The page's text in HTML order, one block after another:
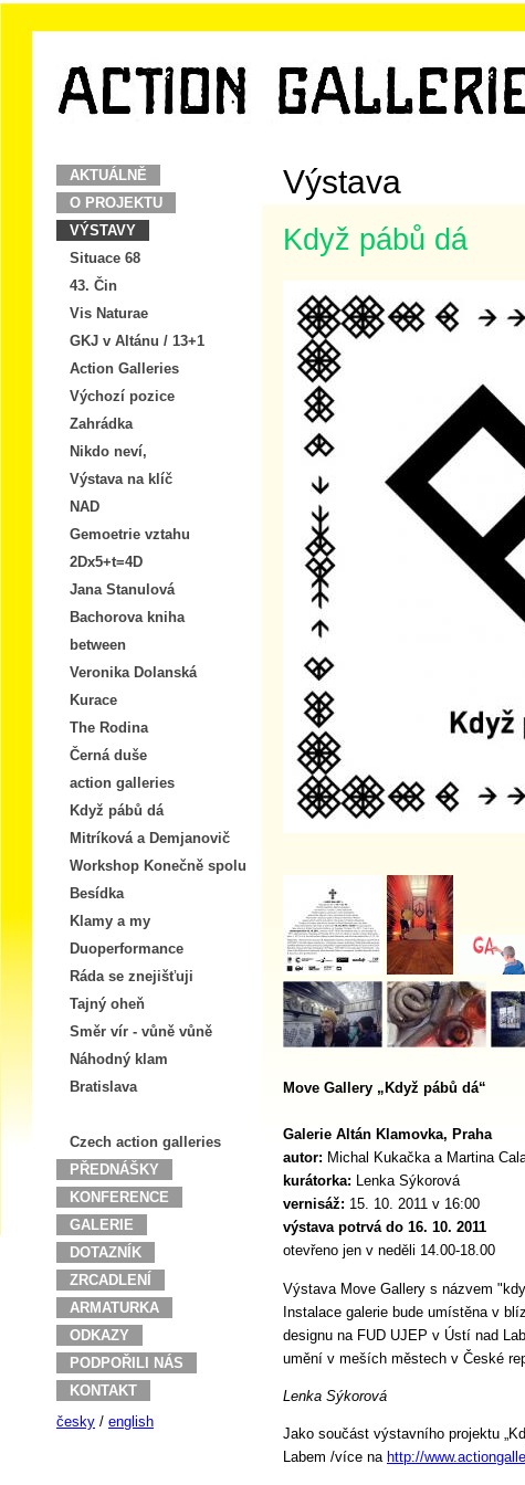
AKTUÁLNĚ
O PROJEKTU
VÝSTAVY
Situace 68
43. Čin
Vis Naturae
GKJ v Altánu / 13+1
Action Galleries
Výchozí pozice
Zahrádka
Nikdo neví,
Výstava na klíč
NAD
Gemoetrie vztahu
2Dx5+t=4D
Jana Stanulová
Bachorova kniha
between
Veronika Dolanská
Kurace
The Rodina
Černá duše
action galleries
Když pábů dá
Mitríková a Demjanovič
Workshop Konečně spolu
Besídka
Klamy a my
Duoperformance
Ráda se znejišťuji
Tajný oheň
Směr vír - vůně vůně
Náhodný klam
Bratislava
Czech action galleries
PŘEDNÁŠKY
KONFERENCE
GALERIE
DOTAZNÍK
ZRCADLENÍ
ARMATURKA
ODKAZY
PODPOŘILI NÁS
KONTAKT
česky / english
Výstava
Když pábů dá
Move Gallery „Když pábů dá“
Galerie Altán Klamovka, Praha
autor: Michal Kukačka a Martina
kurátorka: Lenka Sýkorová
vernisáž: 15. 10. 2011 v 16:00
výstava potrvá do 16. 10. 2011
otevřeno jen v neděli 14.00-18.00
Výstava Move Gallery s názvem
Instalace galerie bude umístěna v
designu na FUD UJEP v Ústí nad
umění v meších městech v České
Lenka Sýkorová
Jako součást výstavního projektu
Labem /více na http://